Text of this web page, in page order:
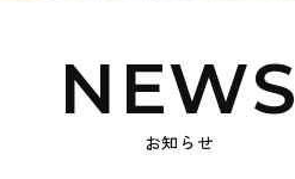
NEWS
お知らせ